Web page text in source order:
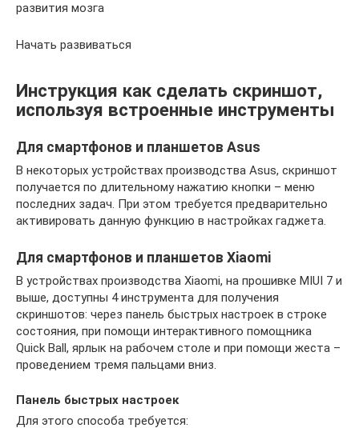
развития мозга
Начать развиваться
Инструкция как сделать скриншот,
используя встроенные инструменты
Для смартфонов и планшетов Asus
В некоторых устройствах производства Asus, скриншот
получается по длительному нажатию кнопки – меню
последних задач. При этом требуется предварительно
активировать данную функцию в настройках гаджета.
Для смартфонов и планшетов Xiaomi
В устройствах производства Xiaomi, на прошивке MIUI 7 и
выше, доступны 4 инструмента для получения
скриншотов: через панель быстрых настроек в строке
состояния, при помощи интерактивного помощника
Quick Ball, ярлык на рабочем столе и при помощи жеста –
проведением тремя пальцами вниз.
Панель быстрых настроек
Для этого способа требуется: